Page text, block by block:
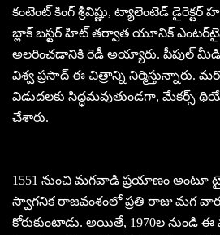
కంటెంట్ కింగ్ శ్రీవిష్ణు, ట్యాలెంటెడ్
బ్లాక్ బస్టర్ హిట్ తర్వాత యూనిక్
అలరించడానికి రెడీ అయ్యారు. పీపుల్
విశ్వ ప్రసాద్ ఈ చిత్రాన్ని నిర్మిస్తున్నారు.
విడుదలకు సిద్ధమవుతుండగా, మేకర్స్
చేశారు.
1551 నుంచి మగవాడి ప్రయాణం అంటూ
స్వాగనిక రాజవంశంలో ప్రతి రాజు మగ
కోరుకుంటాడు. అయితే, 1970ల